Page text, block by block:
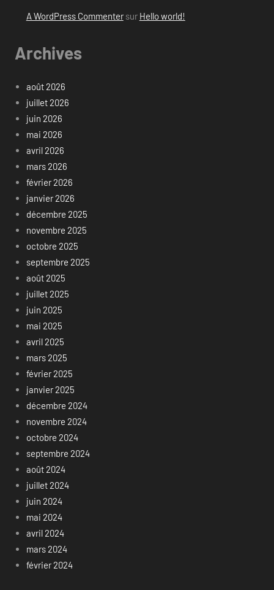
A WordPress Commentersur Hello world!
Archives
août 2026
juillet 2026
juin 2026
mai 2026
avril 2026
mars 2026
février 2026
janvier 2026
décembre 2025
novembre 2025
octobre 2025
septembre 2025
août 2025
juillet 2025
juin 2025
mai 2025
avril 2025
mars 2025
février 2025
janvier 2025
décembre 2024
novembre 2024
octobre 2024
septembre 2024
août 2024
juillet 2024
juin 2024
mai 2024
avril 2024
mars 2024
février 2024